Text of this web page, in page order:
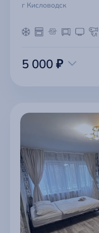
г Кисловодск
5 000 ₽